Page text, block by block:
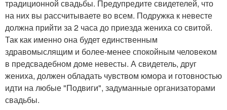
традиционной свадьбы. Предупредите свидетелей, что
на них вы рассчитываете во всем. Подружка к невесте
должна прийти за 2 часа до приезда жениха со свитой.
Так как именно она будет единственным
здравомыслящим и более-менее спокойным человеком
в предсвадебном доме невесты. А свидетель, друг
жениха, должен обладать чувством юмора и готовностью
идти на любые "Подвиги", задуманные организаторами
свадьбы.